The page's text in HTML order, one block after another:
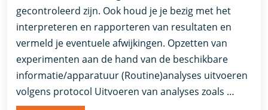
gecontroleerd zijn. Ook houd je je bezig met het
interpreteren en rapporteren van resultaten en
vermeld je eventuele afwijkingen. Opzetten van
experimenten aan de hand van de beschikbare
informatie/apparatuur (Routine)analyses uitvoeren
volgens protocol Uitvoeren van analyses zoals …